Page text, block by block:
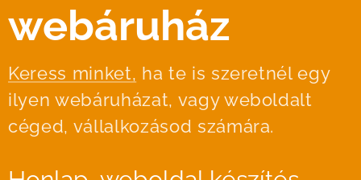
webáruház
Keress minket, ha te is szeretnél egy
ilyen webáruházat, vagy weboldalt
céged, vállalkozásod számára.